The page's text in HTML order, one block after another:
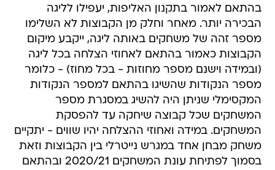
בהתאם לאמור בתקנון האליפות, יעפילו לליגה
הבכירה יותר. מאחר וחלק מן הקבוצות לא השלימו
מספר זהה של משחקים באותה ליגה, ייקבע מיקום
הקבוצות כאמור בהתאם לאחוזי הצלחה בכל ליגה
(ובמידה וישנם מספר מחוזות - בכל מחוז) - כלומר
מספר הנקודות שהשיגו בהתאם למספר הנקודות
המקסימלי שניתן היה להשיג במסגרת מספר
המשחקים שכל קבוצה שיחקה עד להפסקת
המשחקים. במידה ואחוזי ההצלחה יהיו שווים - יתקיים
משחק מבחן אחד במגרש נייטרלי בין הקבוצות וזאת
בסמוך לפתיחת עונת המשחקים 2020/21 ובהתאם